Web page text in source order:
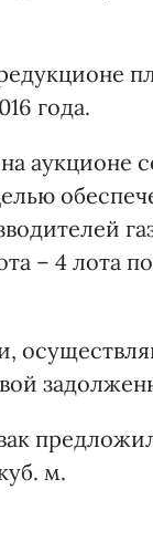
года.
аукционе
– 4 лота
м.